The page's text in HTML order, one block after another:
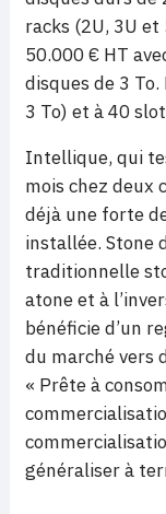
racks (2U, 3U et
50.000 € HT
disques de 3
3 To) et à 40
Intellique, qui
mois chez deux
déjà une forte
installée. Stone
traditionnelle
atone et à
bénéficie d’un
du marché vers
« Prête à
généraliser à